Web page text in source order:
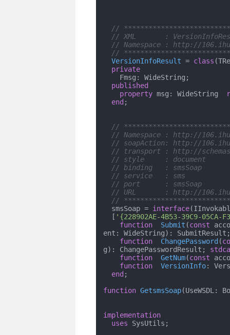
//
// XML       :
// Namespace : http://
//
VersionInfoResult = class
private
published
property msg: WideString
end ;
//
// Namespace : http://
// soapAction: http://
// transport : http://
// style     : document
// binding   : smsSoap
// service   : sms
// port      : smsSoap
// URL       : http://
//
  smsSoap =
interface
  [
'{228902AE-4B53-39C9-05CA-
function
Submit (const
ent: WideString) :
function
ChangePassword (
g) : ChangePasswordResult;
function
GetNum(const
function
VersionInfo:
end ;
function GetsmsSoap(UseWSDL:
implementation
uses SysUtils;